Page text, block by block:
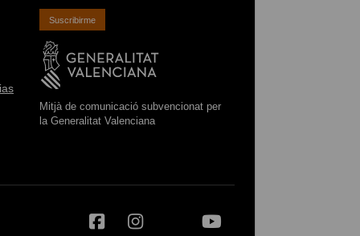
Suscribirme
Mitjà de comunicació subvencionat per
la Generalitat Valenciana